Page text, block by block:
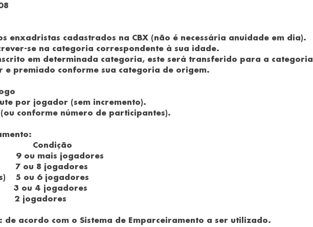
enxadristas cadastrados na CBX (não é necessária anuidade em dia).
se na categoria correspondente à sua idade.
em determinada categoria, este será transferido para a categoria
e premiado conforme sua categoria de origem.
por jogador (sem incremento).
conforme número de participantes).
ou mais jogadores
ou 8 jogadores
5 ou 6 jogadores
3 ou 4 jogadores
jogadores
de acordo com o Sistema de Emparceiramento a ser utilizado.